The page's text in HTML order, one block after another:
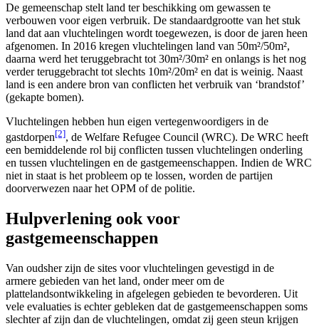
De gemeenschap stelt land ter beschikking om gewassen te
verbouwen voor eigen verbruik. De standaardgrootte van het stuk
land dat aan vluchtelingen wordt toegewezen, is door de jaren heen
afgenomen. In 2016 kregen vluchtelingen land van 50m²/50m²,
daarna werd het teruggebracht tot 30m²/30m² en onlangs is het nog
verder teruggebracht tot slechts 10m²/20m² en dat is weinig. Naast
land is een andere bron van conflicten het verbruik van ‘brandstof’
(gekapte bomen).
Vluchtelingen hebben hun eigen vertegenwoordigers in de
gastdorpen[2], de Welfare Refugee Council (WRC). De WRC heeft
een bemiddelende rol bij conflicten tussen vluchtelingen onderling
en tussen vluchtelingen en de gastgemeenschappen. Indien de WRC
niet in staat is het probleem op te lossen, worden de partijen
doorverwezen naar het OPM of de politie.
Hulpverlening ook voor
gastgemeenschappen
Van oudsher zijn de sites voor vluchtelingen gevestigd in de
armere gebieden van het land, onder meer om de
plattelandsontwikkeling in afgelegen gebieden te bevorderen. Uit
vele evaluaties is echter gebleken dat de gastgemeenschappen soms
slechter af zijn dan de vluchtelingen, omdat zij geen steun krijgen